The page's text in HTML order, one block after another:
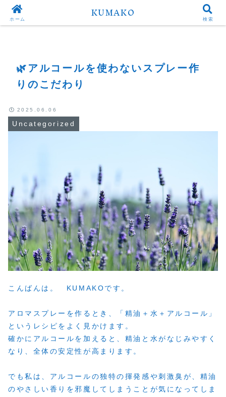
Uncategorized
🌿アルコールを使わないスプレー作
りのこだわり
Uncategorized
2025.06.06
こんばんは。 KUMAKOです。
アロマスプレーを作るとき、「精油＋水＋アルコール」
というレシピをよく見かけます。
確かにアルコールを加えると、精油と水がなじみやすく
なり、全体の安定性が高まります。
でも私は、アルコールの独特の揮発感や刺激臭が、精油
のやさしい香りを邪魔してしまうことが気になってしま
ホーム KUMAKO 検索